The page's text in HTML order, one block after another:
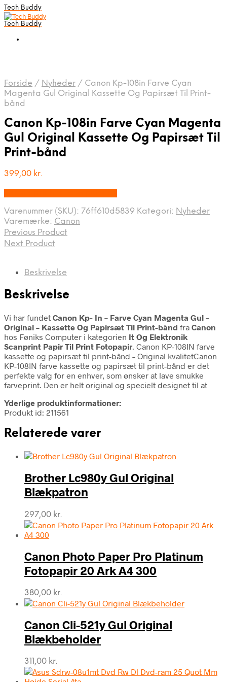
Tech Buddy
Tech Buddy
Forside / Nyheder / Canon Kp-108in Farve Cyan
Magenta Gul Original Kassette Og Papirsæt Til Print-
bånd
Canon Kp-108in Farve Cyan Magenta
Gul Original Kassette Og Papirsæt Til
Print-bånd
399,00 kr.
Varenummer (SKU): 76ff610d5839 Kategori: Nyheder
Varemærke: Canon
Previous Product
Next Product
Beskrivelse
Beskrivelse
Vi har fundet Canon Kp- In – Farve Cyan Magenta Gul –
Original – Kassette Og Papirsæt Til Print-bånd fra Canon
hos Føniks Computer i kategorien It Og Elektronik
Scanprint Papir Til Print Fotopapir. Canon KP-108IN farve
kassette og papirsæt til print-bånd – Original kvalitetCanon
KP-108IN farve kassette og papirsæt til print-bånd er det
perfekte valg for en enhver, som ønsker at lave smukke
farveprint. Den er helt original og specielt designet til at
Yderlige produktinformationer:
Produkt id: 211561
Relaterede varer
Brother Lc980y Gul Original
Blækpatron
297,00 kr.
Canon Photo Paper Pro Platinum
Fotopapir 20 Ark A4 300
380,00 kr.
Canon Cli-521y Gul Original
Blækbeholder
311,00 kr.